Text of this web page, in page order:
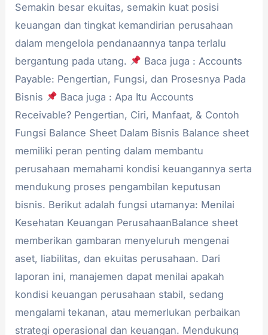
Semakin besar ekuitas, semakin kuat posisi
keuangan dan tingkat kemandirian perusahaan
dalam mengelola pendanaannya tanpa terlalu
bergantung pada utang.
Baca juga : Accounts
Payable: Pengertian, Fungsi, dan Prosesnya Pada
Bisnis
Baca juga : Apa Itu Accounts
Receivable? Pengertian, Ciri, Manfaat, & Contoh
Fungsi Balance Sheet Dalam Bisnis Balance sheet
memiliki peran penting dalam membantu
perusahaan memahami kondisi keuangannya serta
mendukung proses pengambilan keputusan
bisnis. Berikut adalah fungsi utamanya: Menilai
Kesehatan Keuangan PerusahaanBalance sheet
memberikan gambaran menyeluruh mengenai
aset, liabilitas, dan ekuitas perusahaan. Dari
laporan ini, manajemen dapat menilai apakah
kondisi keuangan perusahaan stabil, sedang
mengalami tekanan, atau memerlukan perbaikan
strategi operasional dan keuangan. Mendukung